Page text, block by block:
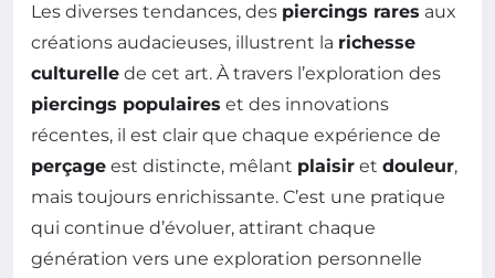
Les diverses tendances, des piercings rares aux
créations audacieuses, illustrent la richesse
culturelle de cet art. À travers l’exploration des
piercings populaires et des innovations
récentes, il est clair que chaque expérience de
perçage est distincte, mêlant plaisir et douleur,
mais toujours enrichissante. C’est une pratique
qui continue d’évoluer, attirant chaque
génération vers une exploration personnelle